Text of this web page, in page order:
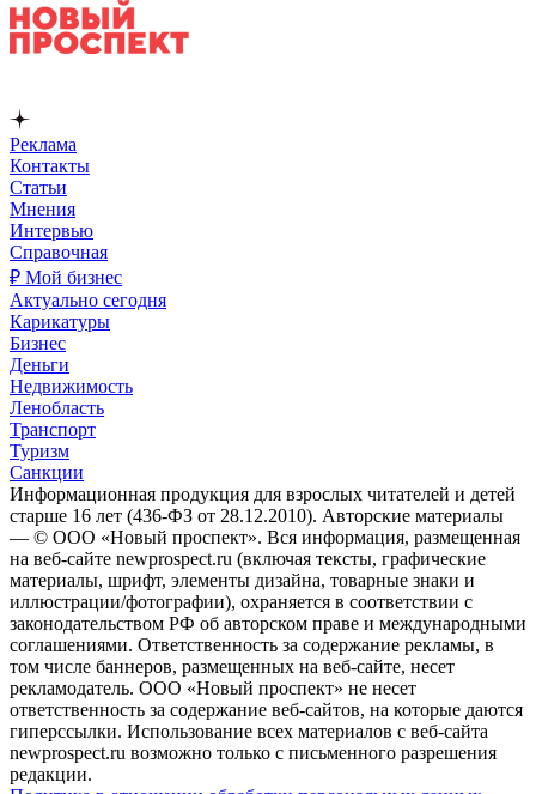
Реклама
Контакты
Статьи
Мнения
Интервью
Справочная
₽ Мой бизнес
Актуально сегодня
Карикатуры
Бизнес
Деньги
Недвижимость
Ленобласть
Транспорт
Туризм
Санкции
Информационная продукция для взрослых читателей и детей
старше 16 лет (436-ФЗ от 28.12.2010). Авторские материалы
— © ООО «Новый проспект». Вся информация, размещенная
на веб-сайте newprospect.ru (включая тексты, графические
материалы, шрифт, элементы дизайна, товарные знаки и
иллюстрации/фотографии), охраняется в соответствии с
законодательством РФ об авторском праве и международными
соглашениями. Ответственность за содержание рекламы, в
том числе баннеров, размещенных на веб-сайте, несет
рекламодатель. ООО «Новый проспект» не несет
ответственность за содержание веб-сайтов, на которые даются
гиперссылки. Использование всех материалов с веб-сайта
newprospect.ru возможно только с письменного разрешения
редакции.